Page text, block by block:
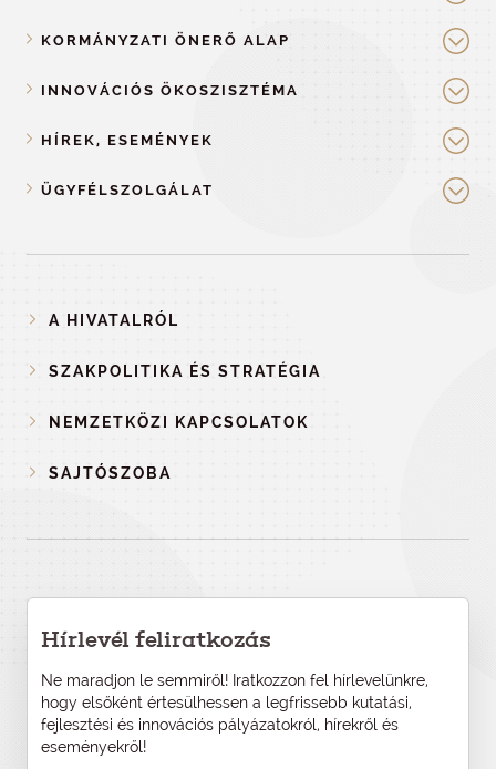
KORMÁNYZATI ÖNERŐ ALAP
INNOVÁCIÓS ÖKOSZISZTÉMA
HÍREK, ESEMÉNYEK
ÜGYFÉLSZOLGÁLAT
A HIVATALRÓL
SZAKPOLITIKA ÉS STRATÉGIA
NEMZETKÖZI KAPCSOLATOK
SAJTÓSZOBA
Hírlevél feliratkozás
Ne maradjon le semmiről! Iratkozzon fel hírlevelünkre,
hogy elsőként értesülhessen a legfrissebb kutatási,
fejlesztési és innovációs pályázatokról, hírekről és
eseményekről!